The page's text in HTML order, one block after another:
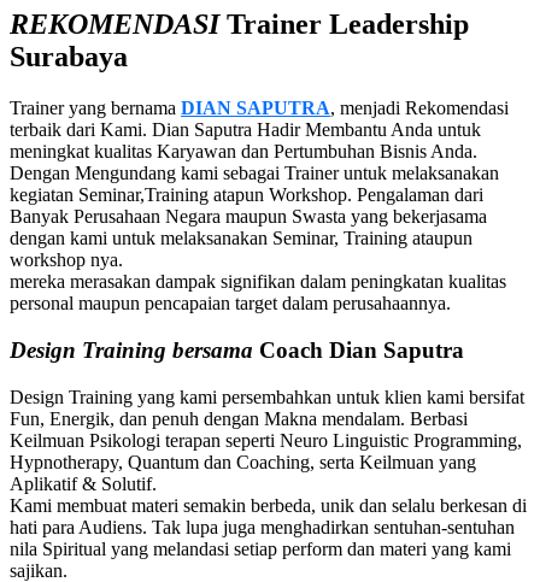
REKOMENDASITrainer Leadership
Surabaya
Trainer yang bernama DIAN SAPUTRA, menjadi Rekomendasi
terbaik dari Kami. Dian Saputra Hadir Membantu Anda untuk
meningkat kualitas Karyawan dan Pertumbuhan Bisnis Anda.
Dengan Mengundang kami sebagai Trainer untuk melaksanakan
kegiatan Seminar,Training atapun Workshop. Pengalaman dari
Banyak Perusahaan Negara maupun Swasta yang bekerjasama
dengan kami untuk melaksanakan Seminar, Training ataupun
workshop nya.
mereka merasakan dampak signifikan dalam peningkatan kualitas
personal maupun pencapaian target dalam perusahaannya.
Design Training bersama Coach Dian Saputra
Design Training yang kami persembahkan untuk klien kami bersifat
Fun, Energik, dan penuh dengan Makna mendalam. Berbasi
Keilmuan Psikologi terapan seperti Neuro Linguistic Programming,
Hypnotherapy, Quantum dan Coaching, serta Keilmuan yang
Aplikatif & Solutif.
Kami membuat materi semakin berbeda, unik dan selalu berkesan di
hati para Audiens. Tak lupa juga menghadirkan sentuhan-sentuhan
nila Spiritual yang melandasi setiap perform dan materi yang kami
sajikan.